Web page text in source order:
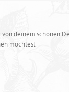
deinem schönen
möchtest.